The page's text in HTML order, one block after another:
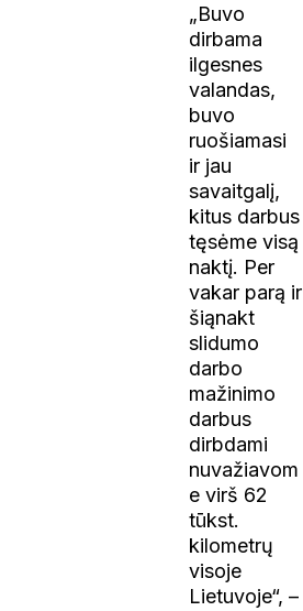
„Buvo
dirbama
ilgesnes
valandas,
buvo
ruošiamasi
ir jau
savaitgalį,
kitus darbus
tęsėme visą
naktį. Per
vakar parą ir
šiąnakt
slidumo
darbo
mažinimo
darbus
dirbdami
nuvažiavom
e virš 62
tūkst.
kilometrų
visoje
Lietuvoje“, –